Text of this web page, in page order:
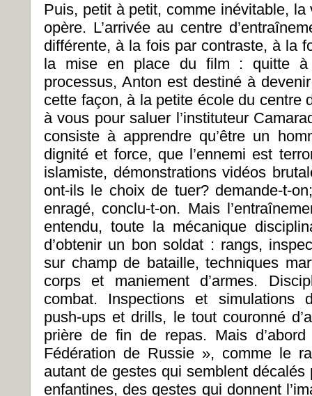
Puis, petit à petit, comme inévitable,
opère. L’arrivée au centre
différente, à la fois par contraste, à la
la mise en place du film : quitte à
processus, Anton est destiné à
cette façon, à la petite école du centre
à vous pour saluer l’instituteur
consiste à apprendre qu’être un
dignité et force, que l’ennemi est
islamiste, démonstrations vidéos
ont-ils le choix de tuer? demande-t-
enragé, conclu-t-on. Mais
entendu, toute la mécanique
d’obtenir un bon soldat : rangs,
sur champ de bataille, techniques
corps et maniement d’armes.
combat. Inspections et simulations
push-ups et drills, le tout couronné
prière de fin de repas. Mais
Fédération de Russie », comme le
autant de gestes qui semblent
enfantines, des gestes qui donnent